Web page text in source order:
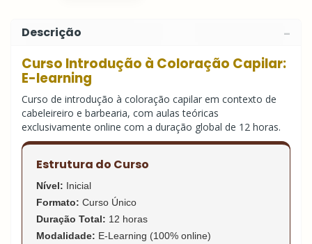
Descrição
Curso Introdução à Coloração Capilar:
E-learning
Curso de introdução à coloração capilar em contexto de
cabeleireiro e barbearia, com aulas teóricas
exclusivamente online com a duração global de 12 horas.
Estrutura do Curso
Nível: Inicial
Formato: Curso Único
Duração Total: 12 horas
Modalidade: E-Learning (100% online)